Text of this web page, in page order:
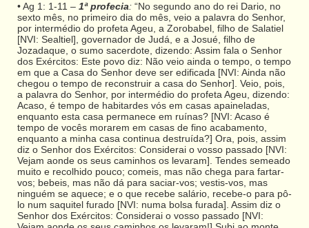
• Ag 1: 1-11 – 1ª profecia: “No segundo ano do rei Dario, no
sexto mês, no primeiro dia do mês, veio a palavra do Senhor,
por intermédio do profeta Ageu, a Zorobabel, filho de Salatiel
[NVI: Sealtiel], governador de Judá, e a Josué, filho de
Jozadaque, o sumo sacerdote, dizendo: Assim fala o Senhor
dos Exércitos: Este povo diz: Não veio ainda o tempo, o tempo
em que a Casa do Senhor deve ser edificada [NVI: Ainda não
chegou o tempo de reconstruir a casa do Senhor]. Veio, pois,
a palavra do Senhor, por intermédio do profeta Ageu, dizendo:
Acaso, é tempo de habitardes vós em casas apaineladas,
enquanto esta casa permanece em ruínas? [NVI: Acaso é
tempo de vocês morarem em casas de fino acabamento,
enquanto a minha casa continua destruída?] Ora, pois, assim
diz o Senhor dos Exércitos: Considerai o vosso passado [NVI:
Vejam aonde os seus caminhos os levaram]. Tendes semeado
muito e recolhido pouco; comeis, mas não chega para fartar-
vos; bebeis, mas não dá para saciar-vos; vestis-vos, mas
ninguém se aquece; e o que recebe salário, recebe-o para pô-
lo num saquitel furado [NVI: numa bolsa furada]. Assim diz o
Senhor dos Exércitos: Considerai o vosso passado [NVI: